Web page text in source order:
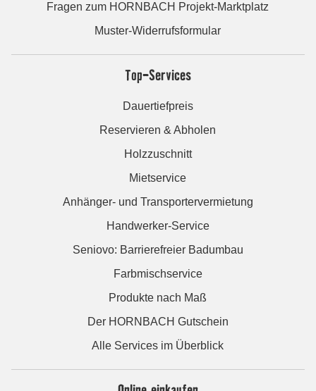
Fragen zum HORNBACH Projekt-Marktplatz
Muster-Widerrufsformular
Top-Services
Dauertiefpreis
Reservieren & Abholen
Holzzuschnitt
Mietservice
Anhänger- und Transportervermietung
Handwerker-Service
Seniovo: Barrierefreier Badumbau
Farbmischservice
Produkte nach Maß
Der HORNBACH Gutschein
Alle Services im Überblick